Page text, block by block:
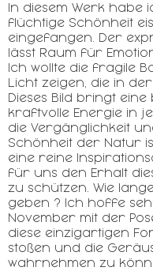
In diesem Werk
flüchtige Schönheit
eingefangen. Der
lässt Raum für
Ich wollte die fragile
Licht zeigen, die in
Dieses Bild bringt
kraftvolle Energie in
die Vergänglichkeit
Schönheit der Natur
eine reine
für uns den Erhalt
zu schützen. Wie
geben ? Ich hoffe
November mit der
diese einzigartigen
stoßen und die
wahrnehmen zu